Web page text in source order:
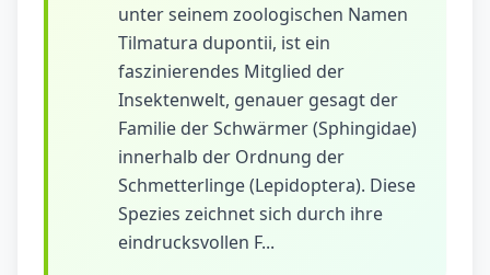
unter seinem zoologischen Namen
Tilmatura dupontii, ist ein
faszinierendes Mitglied der
Insektenwelt, genauer gesagt der
Familie der Schwärmer (Sphingidae)
innerhalb der Ordnung der
Schmetterlinge (Lepidoptera). Diese
Spezies zeichnet sich durch ihre
eindrucksvollen F...